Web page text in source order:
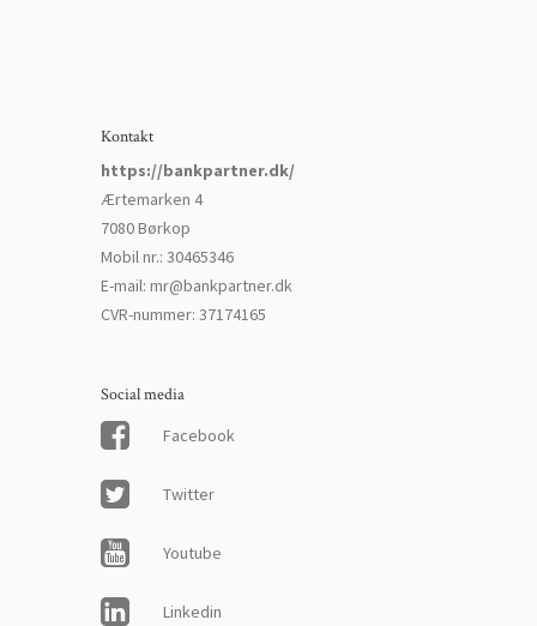
Kontakt
https://bankpartner.dk/
Ærtemarken 4
7080 Børkop
Mobil nr.: 30465346
E-mail: mr@bankpartner.dk
CVR-nummer: 37174165
Social media
Facebook
Twitter
Youtube
Linkedin